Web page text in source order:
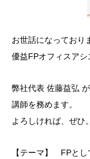
お世話になっており
優益FPオフィスアシ
弊社代表 佐藤益弘
講師を務めます。
よろしければ、ぜひ。
【テーマ】 FPとし